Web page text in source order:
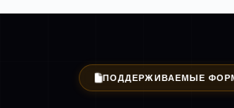
ПОДДЕРЖИВАЕМЫЕ